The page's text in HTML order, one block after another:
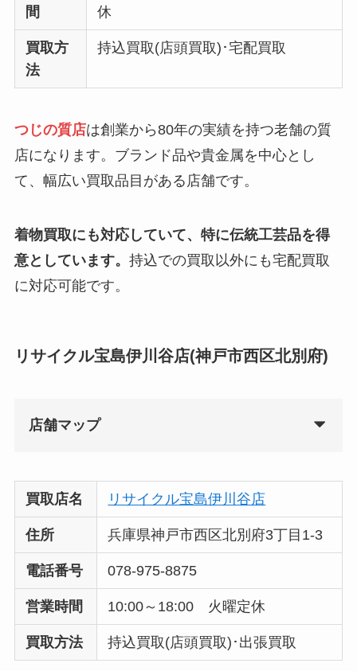
間
休
買取方
法
持込買取(店頭買取)･宅配買取
つじの質店は創業から80年の実績を持つ老舗の質
店になります。ブランド品や貴金属を中心とし
て、幅広い買取品目がある店舗です。
着物買取にも対応していて、特に伝統工芸品を得
意としています。 持込での買取以外にも宅配買取
に対応可能です。
リサイクル宝島伊川谷店(神戸市西区北別府)
店舗マップ
買取店名 リサイクル宝島伊川谷店
住所 兵庫県神戸市西区北別府3丁目1-3
電話番号 078-975-8875
営業時間 10:00～18:00 火曜定休
買取方法 持込買取(店頭買取)･出張買取